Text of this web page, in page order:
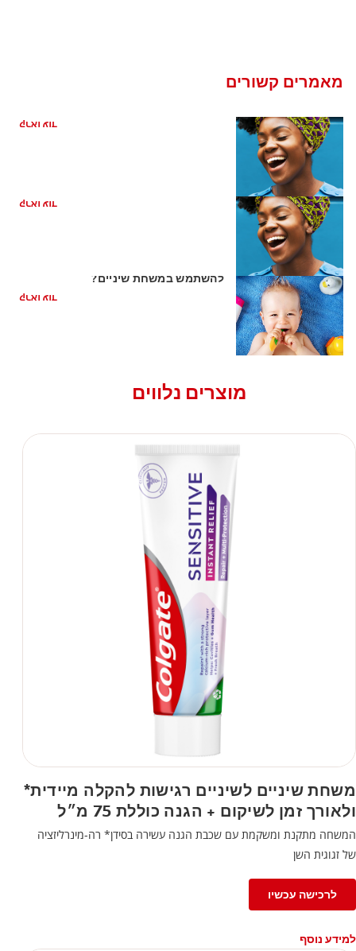
מאמרים קשורים
קראו עוד
קראו עוד
להשתמש במשחת שיניים?
קראו עוד
מוצרים נלווים
משחת שיניים לשיניים רגישות להקלה מיידית*
ולאורך זמן לשיקום + הגנה כוללת 75 מ״ל
המשחה מתקנת ומשקמת עם שכבת הגנה עשירה בסידן* רה-מינרליזציה
של זגוגית השן
לרכישה עכשיו
למידע נוסף